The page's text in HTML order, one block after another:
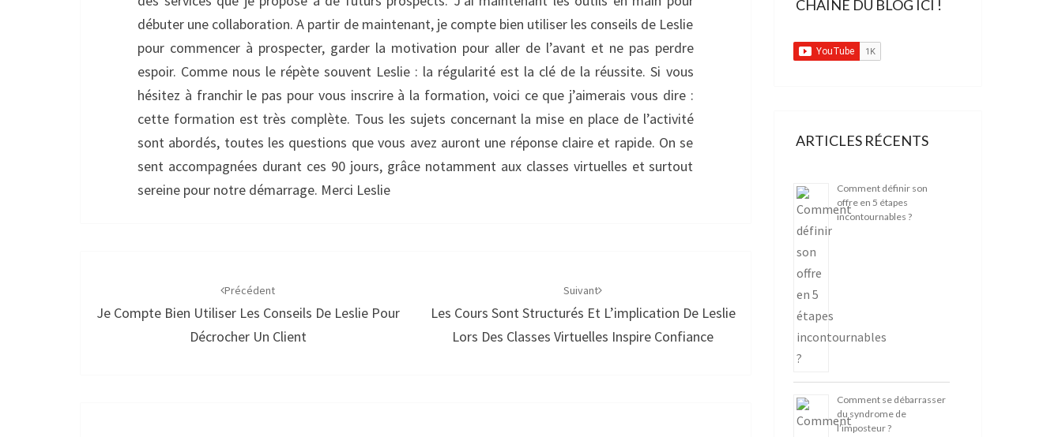
débuter une collaboration. A partir de maintenant, je compte bien utiliser les conseils de Leslie
pour commencer à prospecter, garder la motivation pour aller de l’avant et ne pas perdre
espoir. Comme nous le répète souvent Leslie : la régularité est la clé de la réussite. Si vous
hésitez à franchir le pas pour vous inscrire à la formation, voici ce que j’aimerais vous dire :
cette formation est très complète. Tous les sujets concernant la mise en place de l’activité
sont abordés, toutes les questions que vous avez auront une réponse claire et rapide. On se
sent accompagnées durant ces 90 jours, grâce notamment aux classes virtuelles et surtout
sereine pour notre démarrage. Merci Leslie
Précédent
Je Compte Bien Utiliser Les Conseils De Leslie Pour
Décrocher Un Client
Suivant
Les Cours Sont Structurés Et L’implication De Leslie
Lors Des Classes Virtuelles Inspire Confiance
CHAÎNE DU BLOG ICI !
ARTICLES RÉCENTS
Comment définir son
offre en 5 étapes
incontournables ?
Comment se débarrasser
du syndrome de
l’imposteur ?